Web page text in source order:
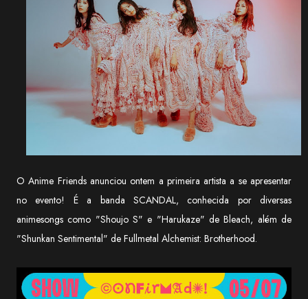
O Anime Friends anunciou ontem a primeira artista a se apresentar
no evento! É a banda SCANDAL, conhecida por diversas
animesongs como "Shoujo S" e "Harukaze" de Bleach, além de
"Shunkan Sentimental" de Fullmetal Alchemist: Brotherhood.